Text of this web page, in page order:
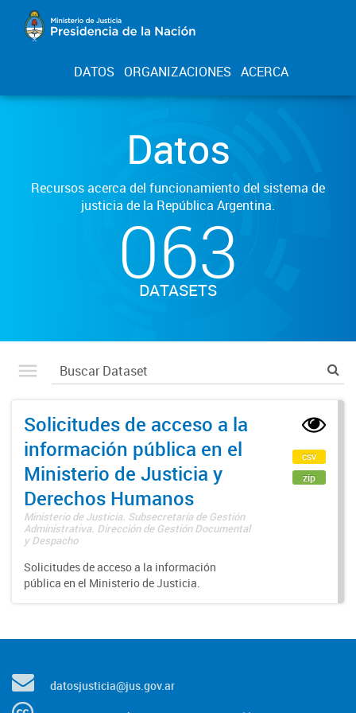
DATOS ORGANIZACIONES ACERCA
Datos
Recursos acerca del funcionamiento del sistema de
justicia de la República Argentina.
063
DATASETS
Solicitudes de acceso a la
información pública en el
Ministerio de Justicia y
Derechos Humanos
Ministerio de Justicia. Subsecretaría de Gestión
Administrativa. Dirección de Gestión Documental
y Despacho
Solicitudes de acceso a la información
pública en el Ministerio de Justicia.
csv
zip
datosjusticia@jus.gov.ar